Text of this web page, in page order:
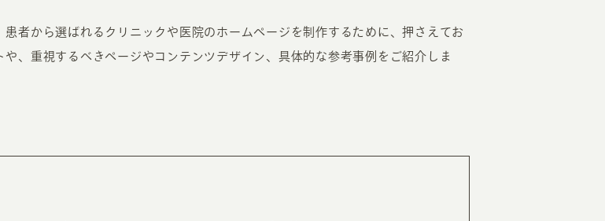
について
ホームページ制作後の運用
検索順位を安定的に伸ばす内部SEO対策
特定のターゲットに的確に訴求するインターネット広告
患者から選ばれるクリニックや医院のホームページを制作するために、押さえてお
や、重視するべきページやコンテンツデザイン、具体的な参考事例をご紹介しま